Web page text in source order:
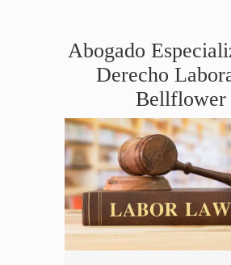
Abogado
Derecho
Bellflower